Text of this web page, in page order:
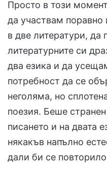
Просто в този
да участвам
в две литератури, да
литературните си
два езика и да
потребност да се
неголяма, но
поезия. Беше
писането и на двата
някакъв напълно
дали би се